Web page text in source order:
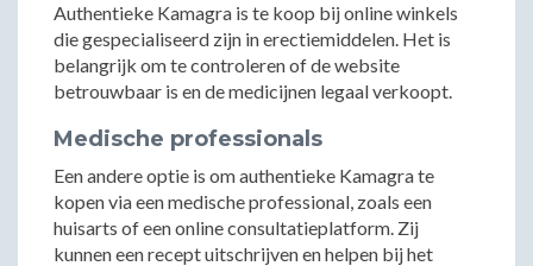
Authentieke Kamagra is te koop bij online winkels
die gespecialiseerd zijn in erectiemiddelen. Het is
belangrijk om te controleren of de website
betrouwbaar is en de medicijnen legaal verkoopt.
Medische professionals
Een andere optie is om authentieke Kamagra te
kopen via een medische professional, zoals een
huisarts of een online consultatieplatform. Zij
kunnen een recept uitschrijven en helpen bij het